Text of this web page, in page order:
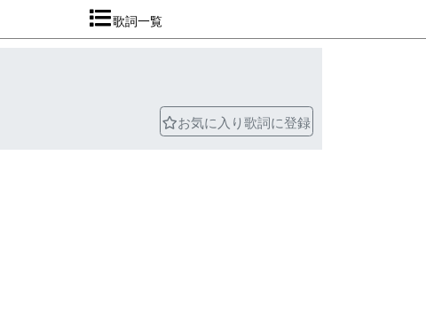
歌詞一覧
お気に入り歌詞に登録